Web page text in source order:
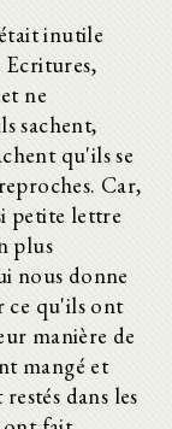
inutile
Ecritures,
ne
sachent,
qu'ils se
Car,
petite lettre
plus
nous donne
ce qu'ils ont
manière de
mangé et
dans les